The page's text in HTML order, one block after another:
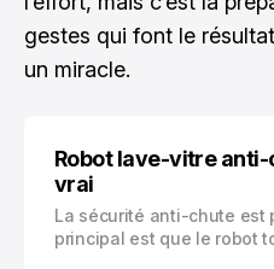
gestes qui font le
un miracle.
Robot lave-vitre anti-
vrai
La sécurité anti-chute est
principal est que le robot